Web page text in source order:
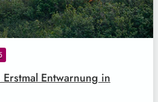
Entwarnung in